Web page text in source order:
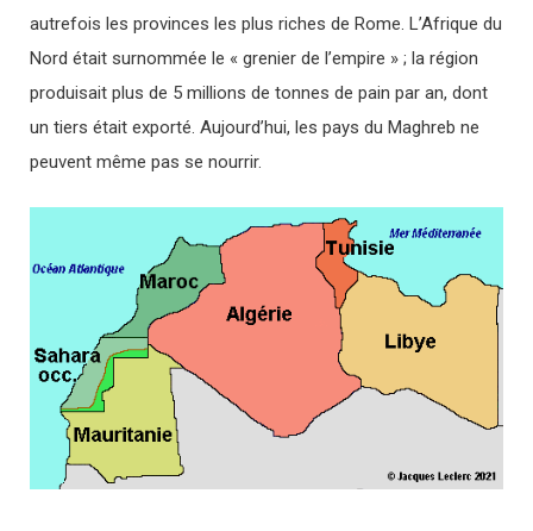
autrefois les provinces les plus riches de Rome. L’Afrique du
Nord était surnommée le « grenier de l’empire » ; la région
produisait plus de 5 millions de tonnes de pain par an, dont
un tiers était exporté. Aujourd’hui, les pays du Maghreb ne
peuvent même pas se nourrir.